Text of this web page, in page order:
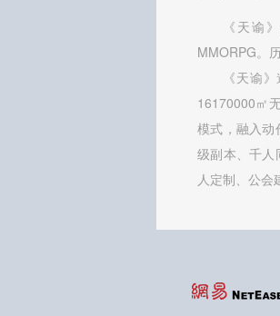
《天谕
MMORPG。
《天谕
16170000㎡
模式，融入动
级副本、千人
人定制、公会